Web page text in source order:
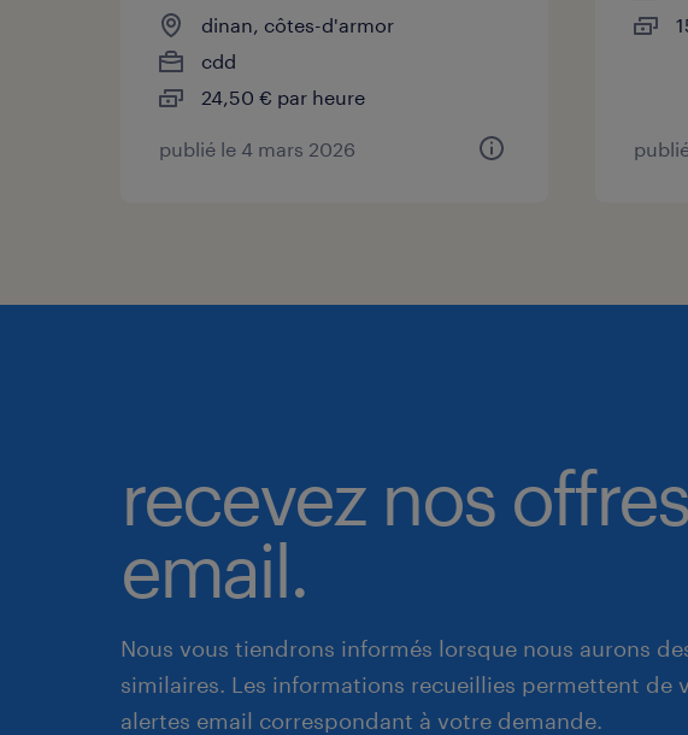
dinan, côtes-d'armor
cdd
24,50 € par heure
publié le 4 mars 2026
recevez nos
email.
Nous vous tiendrons informés lorsque nous aurons
similaires. Les informations recueillies permettent de
alertes email correspondant à votre demande.